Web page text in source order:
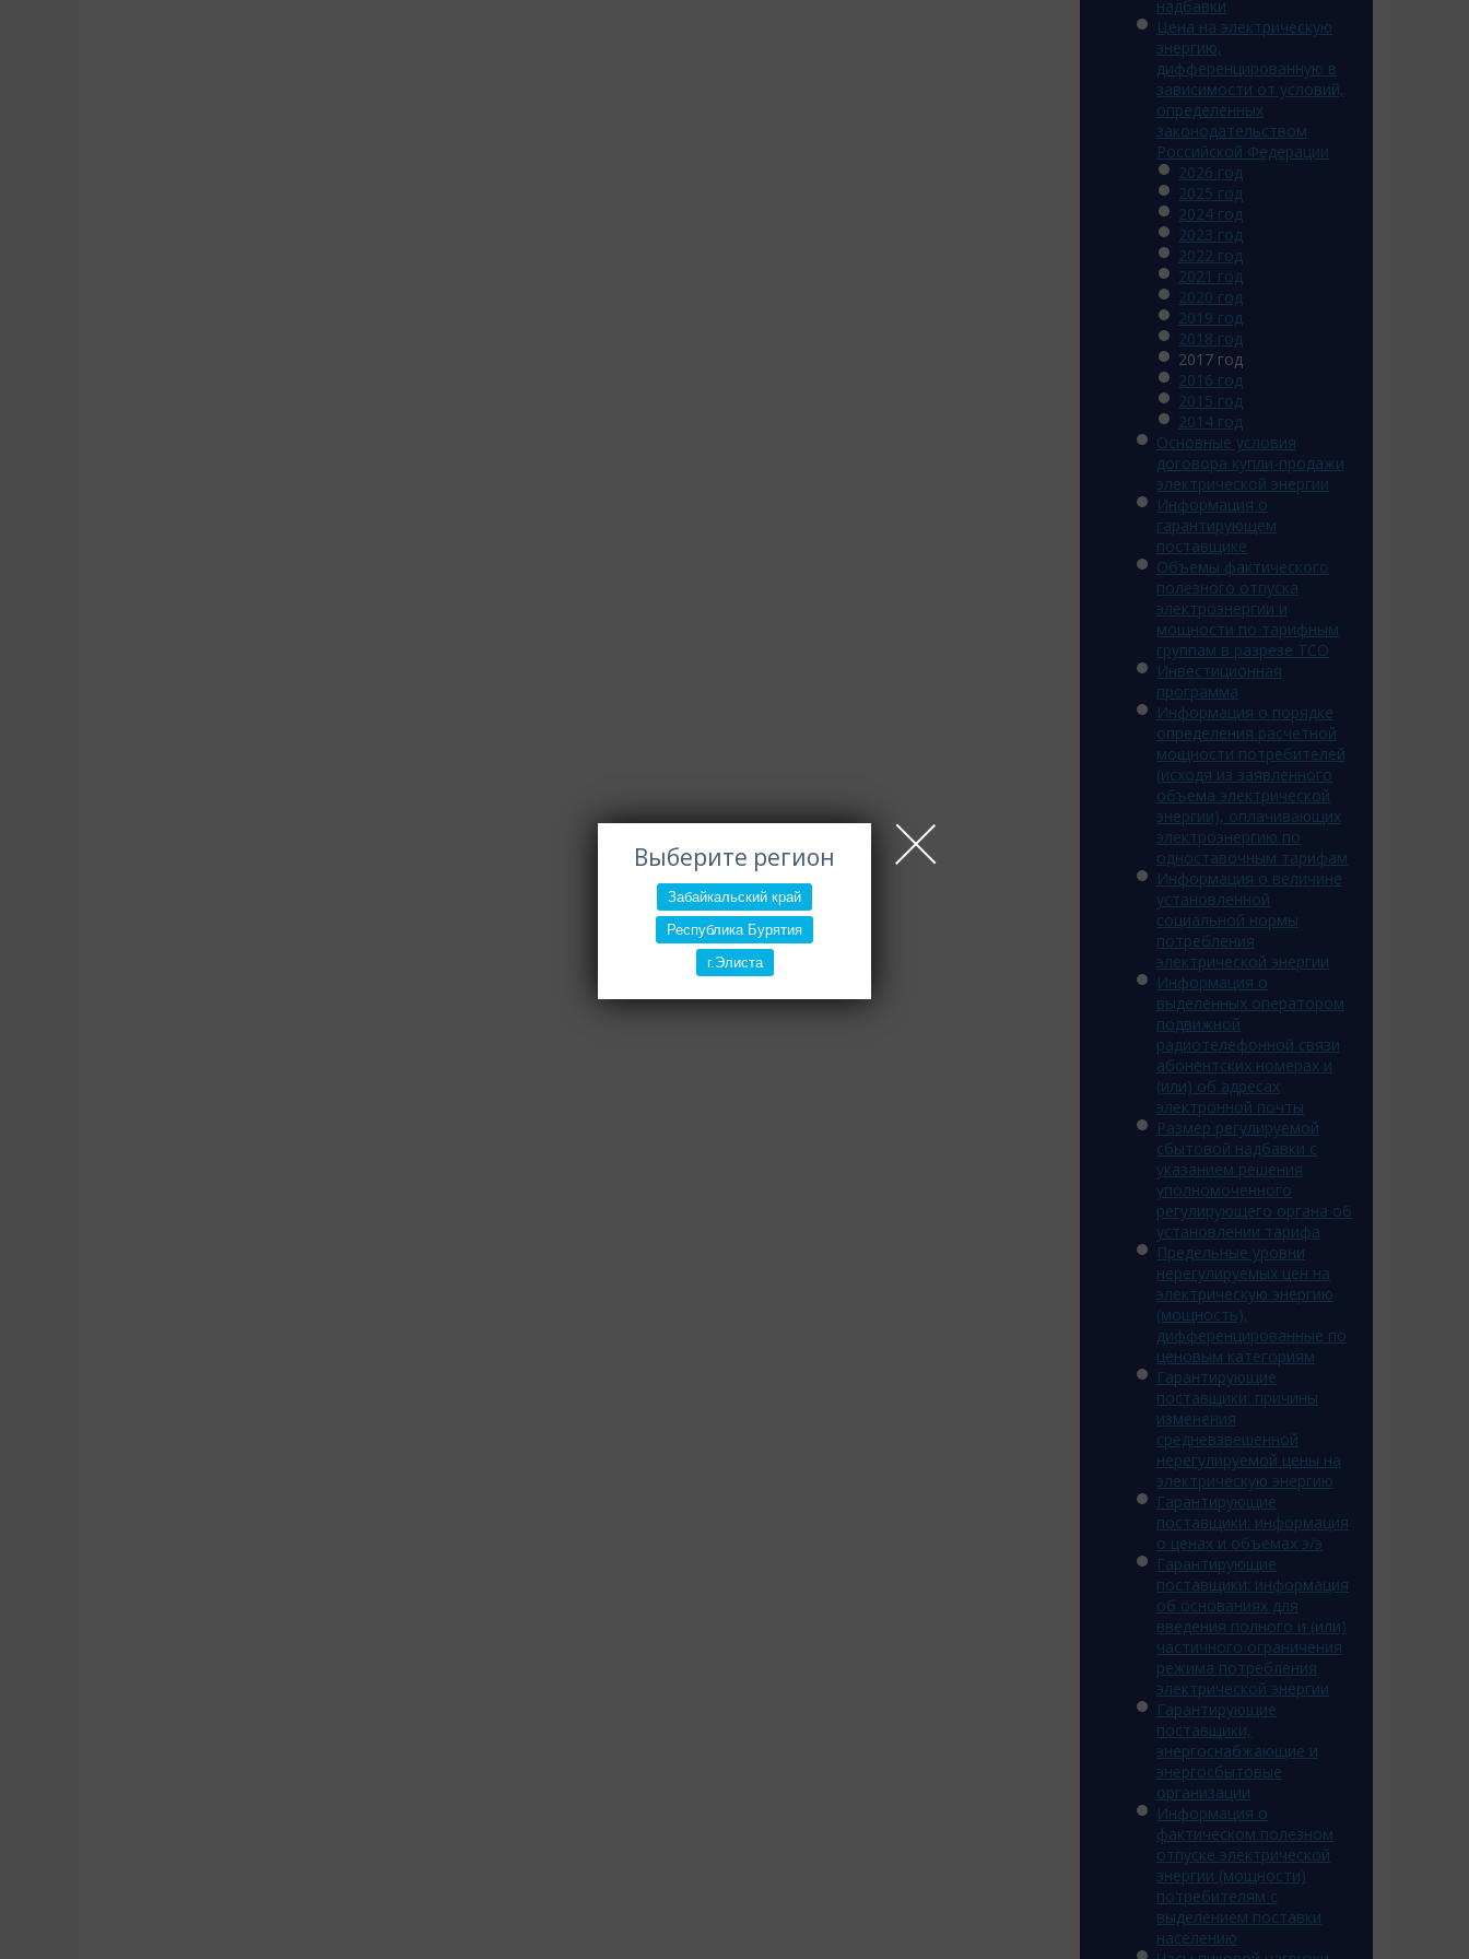
Выберите регион
Забайкальский край
Республика Бурятия
г.Элиста
надбавки
Цена на электрическую
энергию,
дифференцированную в
зависимости от условий,
определенных
законодательством
Российской Федерации
2026 год
2025 год
2024 год
2023 год
2022 год
2021 год
2020 год
2019 год
2018 год
2017 год
2016 год
2015 год
2014 год
Основные условия
договора купли-продажи
электрической энергии
Информация о
гарантирующем
поставщике
Объемы фактического
полезного отпуска
электроэнергии и
мощности по тарифным
группам в разрезе ТСО
Инвестиционная
программа
Информация о порядке
определения расчетной
мощности потребителей
(исходя из заявленного
объема электрической
энергии), оплачивающих
электроэнергию по
одноставочным тарифам
Информация о величине
установленной
социальной нормы
потребления
электрической энергии
Информация о
выделенных оператором
подвижной
радиотелефонной связи
абонентских номерах и
(или) об адресах
электронной почты
Размер регулируемой
сбытовой надбавки с
указанием решения
уполномоченного
регулирующего органа об
установлении тарифа
Предельные уровни
нерегулируемых цен на
электрическую энергию
(мощность),
дифференцированные по
ценовым категориям
Гарантирующие
поставщики: причины
изменения
средневзвешенной
нерегулируемой цены на
электрическую энергию
Гарантирующие
поставщики: информация
о ценах и объемах э/э
Гарантирующие
поставщики: информация
об основаниях для
введения полного и (или)
частичного ограничения
режима потребления
электрической энергии
Гарантирующие
поставщики,
энергоснабжающие и
энергосбытовые
организации
Информация о
фактическом полезном
отпуске электрической
энергии (мощности)
потребителям с
выделением поставки
населению